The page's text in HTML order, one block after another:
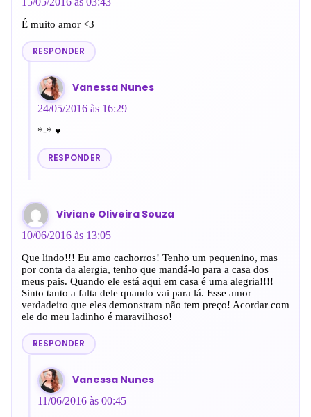
É muito amor <3
RESPONDER
Vanessa Nunes
24/05/2016 às 16:29
*-* ♥
RESPONDER
Viviane Oliveira Souza
10/06/2016 às 13:05
Que lindo!!! Eu amo cachorros! Tenho um pequenino, mas
por conta da alergia, tenho que mandá-lo para a casa dos
meus pais. Quando ele está aqui em casa é uma alegria!!!!
Sinto tanto a falta dele quando vai para lá. Esse amor
verdadeiro que eles demonstram não tem preço! Acordar com
ele do meu ladinho é maravilhoso!
RESPONDER
Vanessa Nunes
11/06/2016 às 00:45